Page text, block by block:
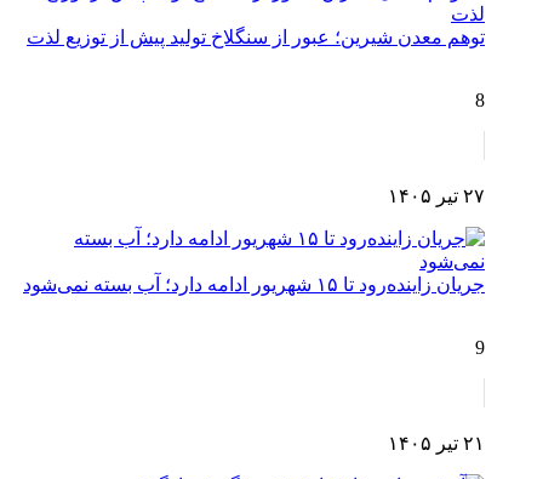
توهم معدن شیرین؛ عبور از سنگلاخ تولید پیش از توزیع لذت
8
۲۷ تیر ۱۴۰۵
جریان زاینده‌رود تا ۱۵ شهریور ادامه دارد؛ آب بسته نمی‌شود
9
۲۱ تیر ۱۴۰۵